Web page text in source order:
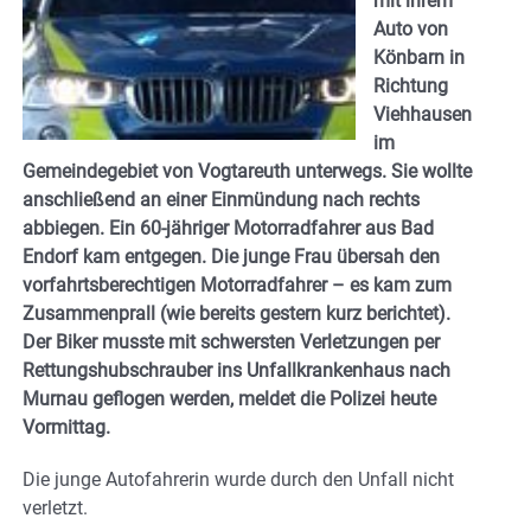
Auto von
Könbarn in
Richtung
Viehhausen
im
Gemeindegebiet von Vogtareuth unterwegs. Sie wollte
anschließend an einer Einmündung nach rechts
abbiegen. Ein 60-jähriger Motorradfahrer aus Bad
Endorf kam entgegen. Die junge Frau übersah den
vorfahrtsberechtigen Motorradfahrer – es kam zum
Zusammenprall (wie bereits gestern kurz berichtet).
Der Biker musste mit schwersten Verletzungen per
Rettungshubschrauber ins Unfallkrankenhaus nach
Murnau geflogen werden, meldet die Polizei heute
Vormittag.
Die junge Autofahrerin wurde durch den Unfall nicht
verletzt.